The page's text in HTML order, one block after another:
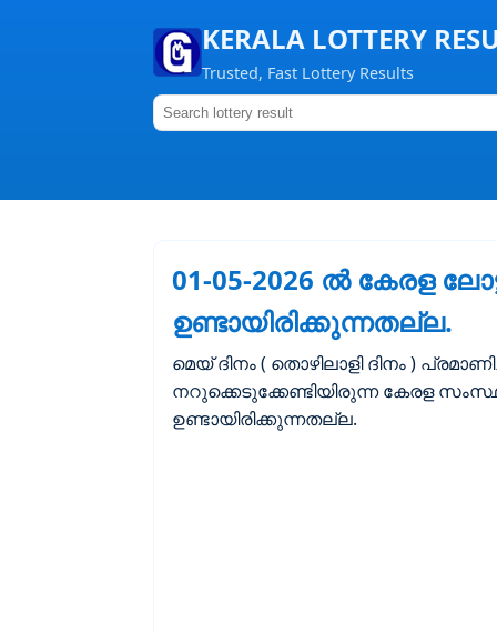
KERALA LOTTERY
Trusted, Fast Lottery Results
01-05-2026 ൽ കേരള
ഉണ്ടായിരിക്കുന്നതല്ല.
മെയ് ദിനം ( തൊഴിലാളി ദിനം )
നറുക്കെടുക്കേണ്ടിയിരുന്ന കേരള
ഉണ്ടായിരിക്കുന്നതല്ല.